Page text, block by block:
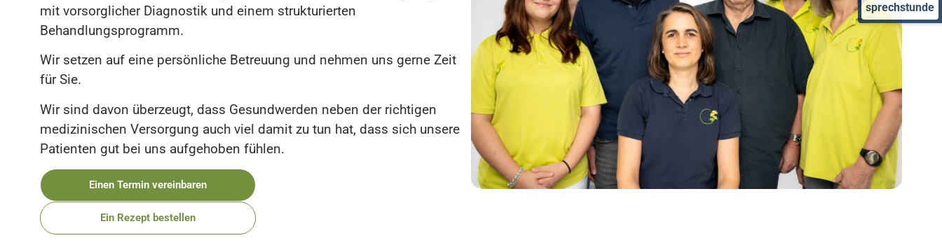
sprechstunde
mit vorsorglicher Diagnostik und einem strukturierten
Behandlungsprogramm.
Wir setzen auf eine persönliche Betreuung und nehmen uns gerne Zeit
für Sie.
Wir sind davon überzeugt, dass Gesundwerden neben der richtigen
medizinischen Versorgung auch viel damit zu tun hat, dass sich unsere
Patienten gut bei uns aufgehoben fühlen.
Einen Termin vereinbaren
Ein Rezept bestellen